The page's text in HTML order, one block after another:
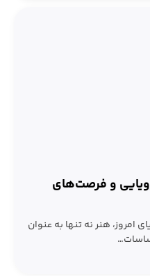
و فرصت‌های
هنر نه تنها به عنوان